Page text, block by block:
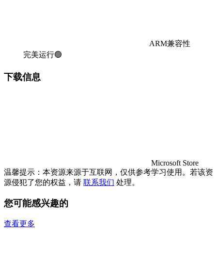
ARM兼容性
完美运行🟢
下载信息
Microsoft Store
温馨提示：本资源来源于互联网，仅供参考学习使用。若该资
源侵犯了您的权益，请 联系我们 处理。
您可能感兴趣的
查看更多